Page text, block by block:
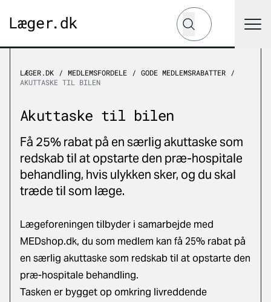
Hvad leder du efter?
Søg
LÆGER.DK MEDLEMSFORDELE
GODE MEDLEMSRABATTER
AKUTTASKE TIL BILEN
Akuttaske til bilen
Få 25% rabat på en særlig akuttaske som
redskab til at opstarte den præ-hospitale
behandling, hvis ulykken sker, og du skal
træde til som læge.
Lægeforeningen tilbyder i samarbejde med
MEDshop.dk, du som medlem kan få 25% rabat på
en særlig akuttaske som redskab til at opstarte den
præ-hospitale behandling.
Tasken er bygget op omkring livreddende